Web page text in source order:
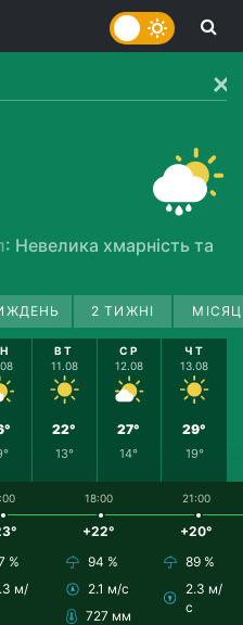
: Невелика хмарність та
2 ТИЖНІ
ВТ
11.08
22°
13°
СР
12.08
27°
14°
ЧТ
13.08
29°
19°
%
м/
18:00
+22°
94 %
2.1 м/с
727 мм
21:00
+20°
89 %
2.3 м/
с